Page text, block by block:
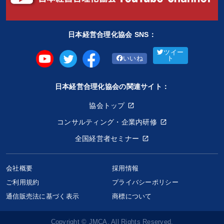
日本経営合理化協会 SNS：
いいね
ツイー
ト
日本経営合理化協会の関連サイト：
協会トップ
コンサルティング・企業内研修
全国経営者セミナー
会社概要
採用情報
ご利用規約
プライバシーポリシー
通信販売法に基づく表示
商標について
Copyright © JMCA. All Rights Reserved.